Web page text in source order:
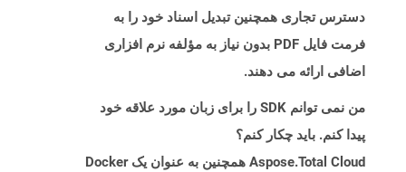
دسترس تجاری همچنین تبدیل اسناد خود را به
فرمت فایل PDF بدون نیاز به مؤلفه نرم افزاری
اضافی ارائه می دهند.
من نمی توانم SDK را برای زبان مورد علاقه خود
پیدا کنم. باید چکار کنم؟
Aspose.Total Cloud همچنین به عنوان یک Docker